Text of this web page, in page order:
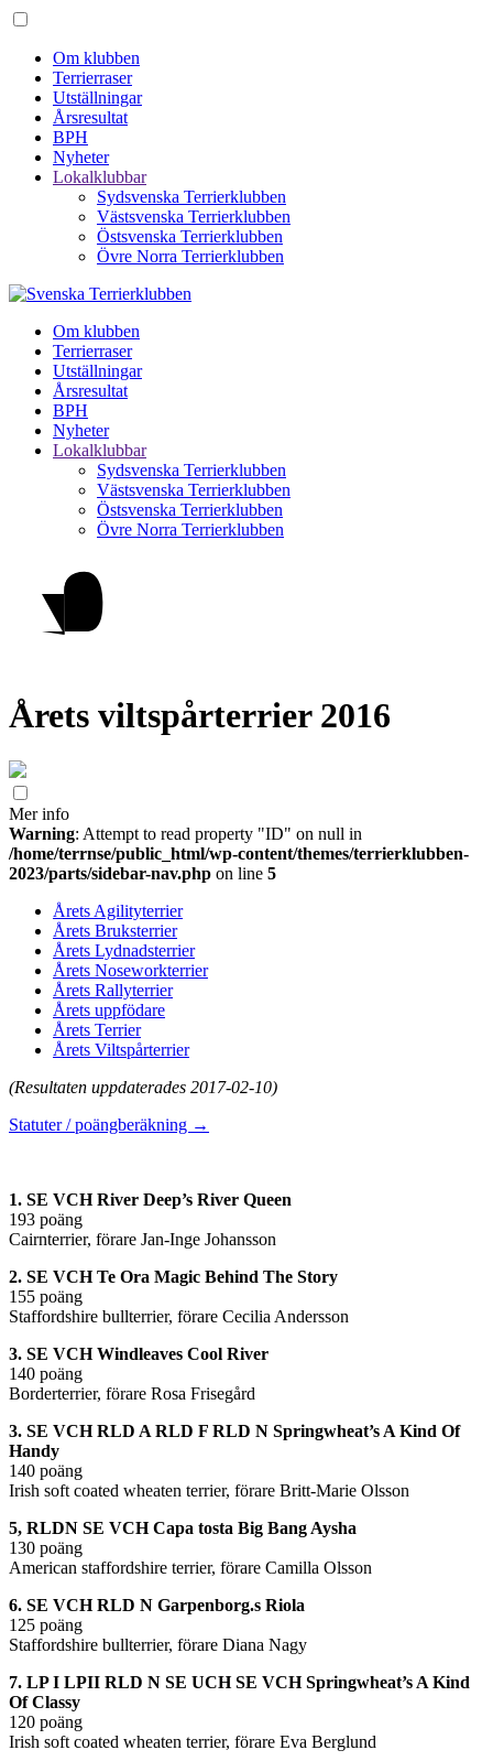
Om klubben
Terrierraser
Utställningar
Årsresultat
BPH
Nyheter
Lokalklubbar
Sydsvenska Terrierklubben
Västsvenska Terrierklubben
Östsvenska Terrierklubben
Övre Norra Terrierklubben
Om klubben
Terrierraser
Utställningar
Årsresultat
BPH
Nyheter
Lokalklubbar
Sydsvenska Terrierklubben
Västsvenska Terrierklubben
Östsvenska Terrierklubben
Övre Norra Terrierklubben
Årets viltspårterrier 2016
Mer info
Warning: Attempt to read property "ID" on null in
/home/terrnse/public_html/wp-content/themes/terrierklubben-
2023/parts/sidebar-nav.php on line 5
Årets Agilityterrier
Årets Bruksterrier
Årets Lydnadsterrier
Årets Noseworkterrier
Årets Rallyterrier
Årets uppfödare
Årets Terrier
Årets Viltspårterrier
(Resultaten uppdaterades 2017-02-10)
Statuter / poängberäkning →
1. SE VCH River Deep’s River Queen
193 poäng
Cairnterrier, förare Jan-Inge Johansson
2. SE VCH Te Ora Magic Behind The Story
155 poäng
Staffordshire bullterrier, förare Cecilia Andersson
3. SE VCH Windleaves Cool River
140 poäng
Borderterrier, förare Rosa Frisegård
3. SE VCH RLD A RLD F RLD N Springwheat’s A Kind Of
Handy
140 poäng
Irish soft coated wheaten terrier, förare Britt-Marie Olsson
5, RLDN SE VCH Capa tosta Big Bang Aysha
130 poäng
American staffordshire terrier, förare Camilla Olsson
6. SE VCH RLD N Garpenborg.s Riola
125 poäng
Staffordshire bullterrier, förare Diana Nagy
7. LP I LPII RLD N SE UCH SE VCH Springwheat’s A Kind
Of Classy
120 poäng
Irish soft coated wheaten terrier, förare Eva Berglund